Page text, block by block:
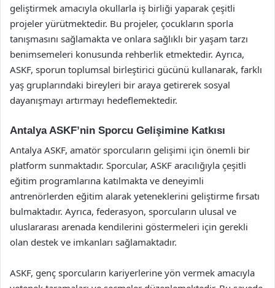
geliştirmek amacıyla okullarla iş birliği yaparak çeşitli
projeler yürütmektedir. Bu projeler, çocukların sporla
tanışmasını sağlamakta ve onlara sağlıklı bir yaşam tarzı
benimsemeleri konusunda rehberlik etmektedir. Ayrıca,
ASKF, sporun toplumsal birleştirici gücünü kullanarak, farklı
yaş gruplarındaki bireyleri bir araya getirerek sosyal
dayanışmayı artırmayı hedeflemektedir.
Antalya ASKF’nin Sporcu Gelişimine Katkısı
Antalya ASKF, amatör sporcuların gelişimi için önemli bir
platform sunmaktadır. Sporcular, ASKF aracılığıyla çeşitli
eğitim programlarına katılmakta ve deneyimli
antrenörlerden eğitim alarak yeteneklerini geliştirme fırsatı
bulmaktadır. Ayrıca, federasyon, sporcuların ulusal ve
uluslararası arenada kendilerini göstermeleri için gerekli
olan destek ve imkanları sağlamaktadır.
ASKF, genç sporcuların kariyerlerine yön vermek amacıyla